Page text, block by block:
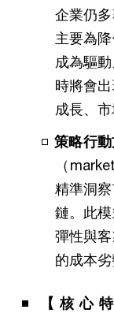
企業仍
主要為
成為驅
時將會
成長、
策略行動
（
精準洞
鏈。此
彈性與
的成本劣
【核心